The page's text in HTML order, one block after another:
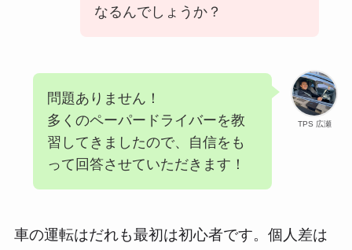
なるんでしょうか？
TPS 広瀬
問題ありません！
多くのペーパードライバーを教
習してきましたので、自信をも
って回答させていただきます！
車の運転はだれも最初は初心者です。個人差は